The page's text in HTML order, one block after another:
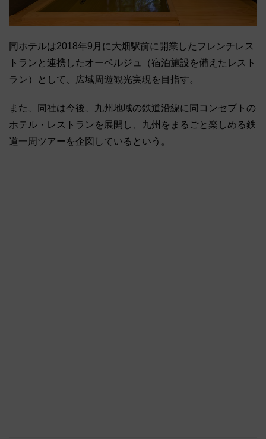
同ホテルは2018年9月に大畑駅前に開業したフレンチレス
トランと連携したオーベルジュ（宿泊施設を備えたレスト
ラン）として、広域周遊観光実現を目指す。
また、同社は今後、九州地域の鉄道沿線に同コンセプトの
ホテル・レストランを展開し、九州をまるごと楽しめる鉄
道一周ツアーを企図しているという。